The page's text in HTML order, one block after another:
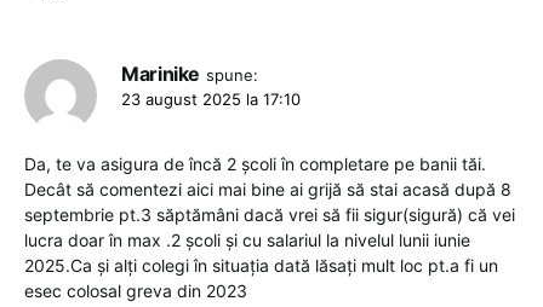
Marinike spune:
23 august 2025 la 17:10
Da, te va asigura de încă 2 școli în completare pe banii tăi.
Decât să comentezi aici mai bine ai grijă să stai acasă după 8
septembrie pt.3 săptămâni dacă vrei să fii sigur(sigură) că vei
lucra doar în max .2 școli și cu salariul la nivelul lunii iunie
2025.Ca și alți colegi în situația dată lăsați mult loc pt.a fi un
esec colosal greva din 2023